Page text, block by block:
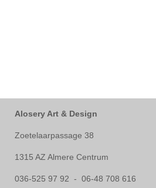
Alosery Art & Design
Zoetelaarpassage 38
1315 AZ Almere Centrum
036-525 97 92 - 06-48 708 616